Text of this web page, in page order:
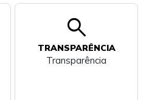
search
TRANSPARÊNCIA
Transparência